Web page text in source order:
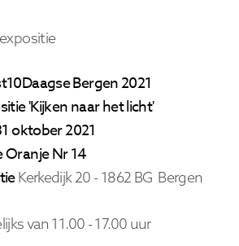
Bergen 2021
'Kijken naar het licht'
oktober 2021
Oranje Nr 14
Kerkedijk 20 - 1862 BG Bergen
van 11.00 - 17.00 uur